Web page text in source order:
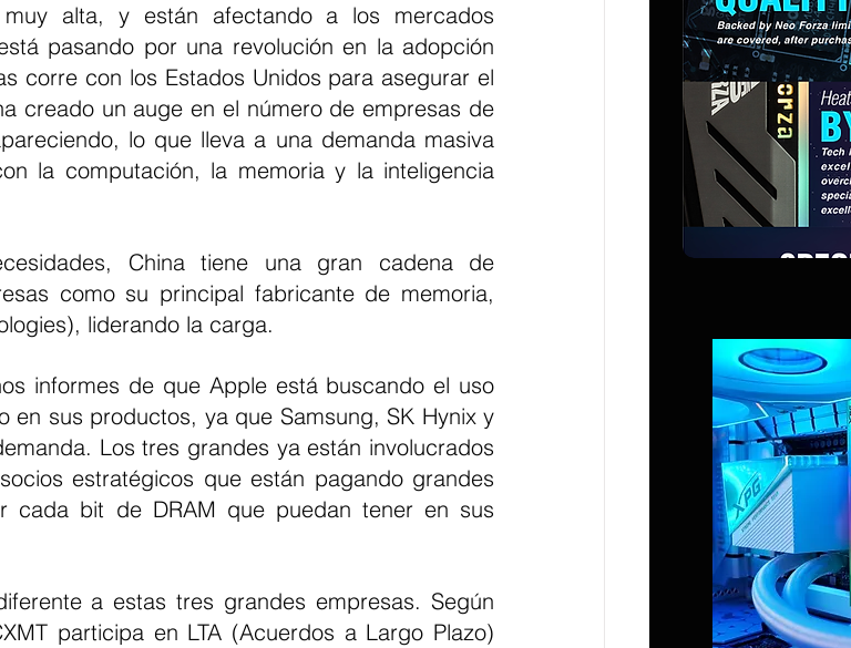
alta, y están afectando a los mercados
pasando por una revolución en la adopción
corre con los Estados Unidos para asegurar el
creado un auge en el número de empresas de
lo que lleva a una demanda masiva
la computación, la memoria y la inteligencia
China tiene una gran cadena de
como su principal fabricante de memoria,
liderando la carga.
informes de que Apple está buscando el uso
en sus productos, ya que Samsung, SK Hynix y
Los tres grandes ya están involucrados
estratégicos que están pagando grandes
cada bit de DRAM que puedan tener en sus
participa en LTA (Acuerdos a Largo Plazo)